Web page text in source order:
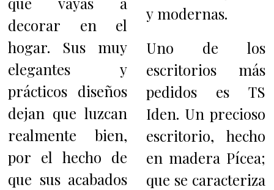
decorar en el
hogar. Sus muy
elegantes y
prácticos diseños
dejan que luzcan
realmente bien,
por el hecho de
que sus acabados
y modernas.
Uno de los
escritorios más
pedidos es TS
Iden. Un precioso
escritorio, hecho
en madera Pícea;
que se caracteriza